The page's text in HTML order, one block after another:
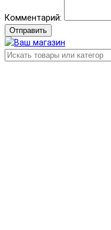
Комментарий:
Отправить